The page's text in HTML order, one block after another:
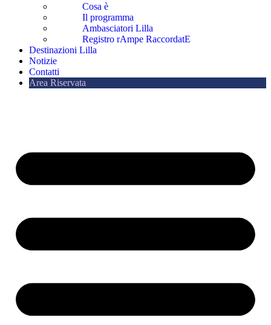
Cosa è
Il programma
Ambasciatori Lilla
Registro rAmpe RaccordatE
Destinazioni Lilla
Notizie
Contatti
Area Riservata